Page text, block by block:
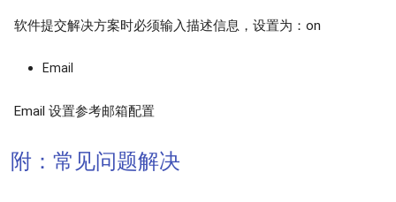
软件提交解决方案时必须输入描述信息，设置为：on
Email
Email 设置参考邮箱配置
附：常见问题解决